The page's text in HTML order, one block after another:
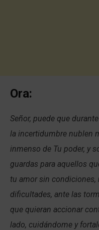
Ora:
Señor, puede que
la incertidumbre nublen
inmenso de Tu poder, y
guardas para aquellos
tu amor sin condiciones,
dificultades, ante las
que quieran accionar
lado, cuidándome y